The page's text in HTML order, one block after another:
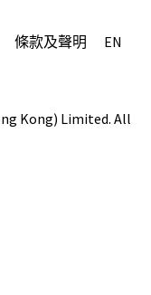
條款及聲明 EN
Kong) Limited. All